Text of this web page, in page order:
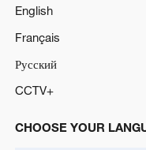
English
Français
Русский
CCTV+
CHOOSE YOUR